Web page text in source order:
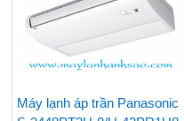
Máy lạnh áp trần Panasonic